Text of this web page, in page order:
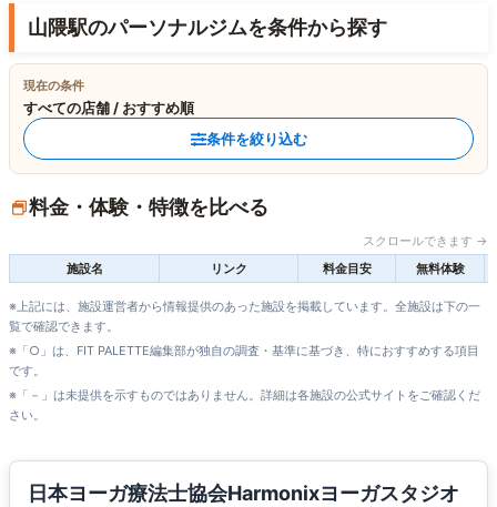
山隈駅のパーソナルジムを条件から探す
現在の条件
すべての店舗 / おすすめ順
条件を絞り込む
料金・体験・特徴を比べる
スクロールできます →
施設名
リンク 料金目安 無料体験
※上記には、施設運営者から情報提供のあった施設を掲載しています。全施設は下の一
覧で確認できます。
※「○」は、FIT PALETTE編集部が独自の調査・基準に基づき、特におすすめする項目
です。
※「－」は未提供を示すものではありません。詳細は各施設の公式サイトをご確認くだ
さい。
日本ヨーガ療法士協会Harmonixヨーガスタジオ